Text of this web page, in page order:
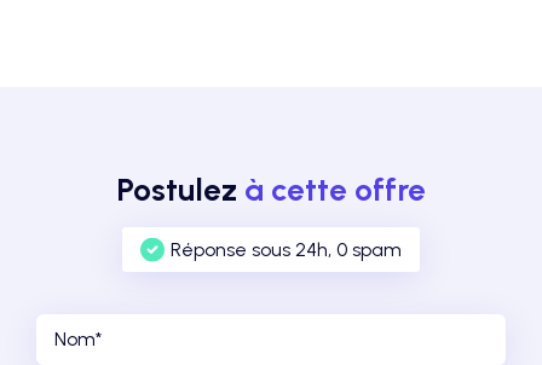
Postulez à cette offre
Réponse sous 24h, 0 spam